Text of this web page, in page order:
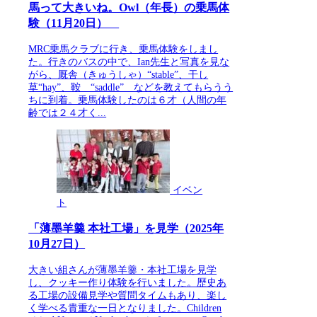
馬って大きいね。Owl（年長）の乗馬体
験（11月20日）
MRC乗馬クラブに行き、乗馬体験をしまし
た。行きのバスの中で、Ian先生と写真を見な
がら、厩舎（きゅうしゃ）“stable”、干し
草“hay”、鞍 “saddle” などを教えてもらうう
ちに到着。乗馬体験したのは６才（人間の年
齢では２４才く...
イベン
ト
「薄墨羊羹 本社工場」を見学（2025年
10月27日）
大きい組さんが薄墨羊羹・本社工場を見学
し、クッキー作り体験を行いました。歴史あ
る工場の設備見学や質問タイムもあり、楽し
く学べる貴重な一日となりました。Children